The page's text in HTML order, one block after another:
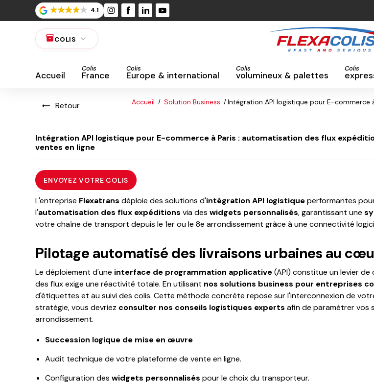
4.1
inventory_2COLIS expand_more
Accueil
Colis
France
Colis
Europe & international
Colis
volumineux & palettes
Colis
Accueil Solution Business
Intégration API logistique pour E-
Retour
Intégration API logistique pour E-commerce à Paris : automatisation des flux
ventes en ligne
ENVOYEZ VOTRE COLIS
L'entreprise Flexatrans déploie des solutions d'intégration API logistiqueperformantes
l'automatisation des flux expéditions via des widgets personnalisés, garantissant une
votre chaîne de transport depuis le 1er ou le 8e arrondissement grâce à une connectivité
Pilotage automatisé des livraisons urbaines au
Le déploiement d'une interface de programmation applicative(API) constitue un levier
des flux exige une réactivité totale. En utilisant nos solutions business pour entreprises
d'étiquettes et au suivi des colis. Cette méthode concrète repose sur l'interconnexion de
stratégie, vous devriez consulter nos conseils logistiques experts afin de paramétrer vos
arrondissement.
Succession logique de mise en œuvre
Audit technique de votre plateforme de vente en ligne.
Configuration des widgets personnalisés pour le choix du transporteur.
Panneau de gestion des cookies